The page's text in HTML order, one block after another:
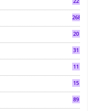
268
20
31
11
15
89